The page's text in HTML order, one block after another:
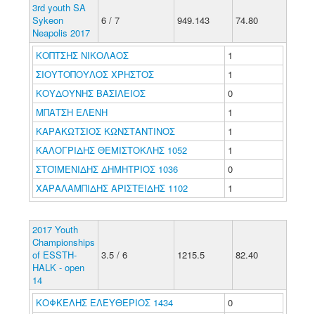
3rd youth SA
Sykeon
Neapolis 2017
6 / 7 949.143 74.80
ΚΟΠΤΣΗΣ ΝΙΚΟΛΑΟΣ
1
ΣΙΟΥΤΟΠΟΥΛΟΣ ΧΡΗΣΤΟΣ
1
ΚΟΥΔΟΥΝΗΣ ΒΑΣΙΛΕΙΟΣ
0
ΜΠΑΤΣΗ ΕΛΕΝΗ
1
ΚΑΡΑΚΩΤΣΙΟΣ ΚΩΝΣΤΑΝΤΙΝΟΣ
1
ΚΑΛΟΓΡΙΔΗΣ ΘΕΜΙΣΤΟΚΛΗΣ 1052
1
ΣΤΟΪΜΕΝΙΔΗΣ ΔΗΜΗΤΡΙΟΣ 1036
0
ΧΑΡΑΛΑΜΠΙΔΗΣ ΑΡΙΣΤΕΙΔΗΣ 1102
1
2017 Youth
Championships
of ESSTH-
HALK - open
14
3.5 / 6 1215.5 82.40
ΚΟΦΚΕΛΗΣ ΕΛΕΥΘΕΡΙΟΣ 1434
0